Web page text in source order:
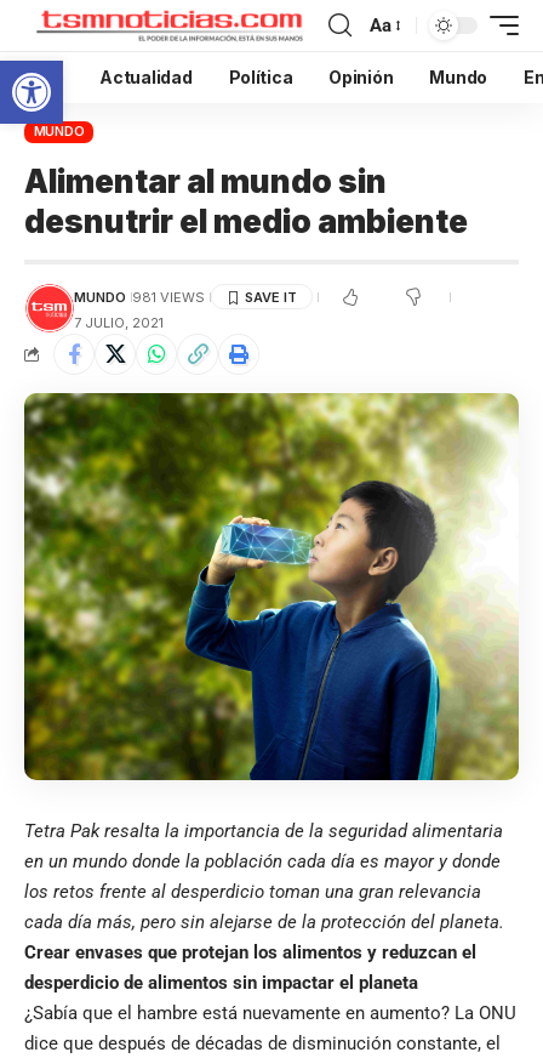
Abrir barra de herramientas
Aa
Inicio Actualidad Política Opinión Mundo
MUNDO
Alimentar al mundo sin
desnutrir el medio ambiente
MUNDO 981 VIEWS
7 JULIO, 2021
Tetra Pak resalta la importancia de la seguridad alimentaria
en un mundo donde la población cada día es mayor y donde
los retos frente al desperdicio toman una gran relevancia
cada día más, pero sin alejarse de la protección del planeta.
Crear envases que protejan los alimentos y reduzcan el
desperdicio de alimentos sin impactar el planeta
¿Sabía que el hambre está nuevamente en aumento? La ONU
dice que después de décadas de disminución constante, el